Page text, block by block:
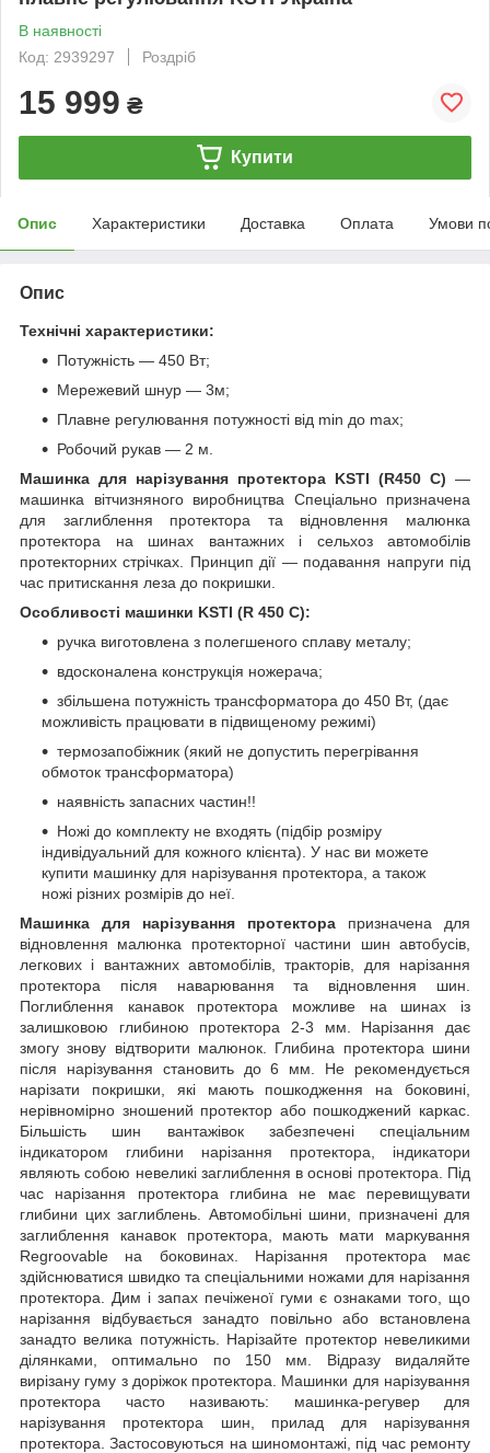
В наявності
Код: 2939297
Роздріб
15 999 ₴
Купити
Опис Характеристики Доставка Оплата Умови
Опис
Технічні характеристики:
Потужність — 450 Вт;
Мережевий шнур — 3м;
Плавне регулювання потужності від min до max;
Робочий рукав — 2 м.
Машинка для нарізування протектора KSTI (R450 C) —
машинка вітчизняного виробництва Спеціально призначена
для заглиблення протектора та відновлення малюнка
протектора на шинах вантажних і сельхоз автомобілів
протекторних стрічках. Принцип дії — подавання напруги під
час притискання леза до покришки.
Особливості машинки KSTI (R 450 C):
ручка виготовлена з полегшеного сплаву металу;
вдосконалена конструкція ножерача;
збільшена потужність трансформатора до 450 Вт, (дає
можливість працювати в підвищеному режимі)
термозапобіжник (який не допустить перегрівання
обмоток трансформатора)
наявність запасних частин!!
Ножі до комплекту не входять (підбір розміру
індивідуальний для кожного клієнта). У нас ви можете
купити машинку для нарізування протектора, а також
ножі різних розмірів до неї.
Машинка для нарізування протектора призначена для
відновлення малюнка протекторної частини шин автобусів,
легкових і вантажних автомобілів, тракторів, для нарізання
протектора після наварювання та відновлення шин.
Поглиблення канавок протектора можливе на шинах із
залишковою глибиною протектора 2-3 мм. Нарізання дає
змогу знову відтворити малюнок. Глибина протектора шини
після нарізування становить до 6 мм. Не рекомендується
нарізати покришки, які мають пошкодження на боковині,
нерівномірно зношений протектор або пошкоджений каркас.
Більшість шин вантажівок забезпечені спеціальним
індикатором глибини нарізання протектора, індикатори
являють собою невеликі заглиблення в основі протектора. Під
час нарізання протектора глибина не має перевищувати
глибини цих заглиблень. Автомобільні шини, призначені для
заглиблення канавок протектора, мають мати маркування
Regroovable на боковинах. Нарізання протектора має
здійснюватися швидко та спеціальними ножами для нарізання
протектора. Дим і запах печіженої гуми є ознаками того, що
нарізання відбувається занадто повільно або встановлена
занадто велика потужність. Нарізайте протектор невеликими
ділянками, оптимально по 150 мм. Відразу видаляйте
вирізану гуму з доріжок протектора. Машинки для нарізування
протектора часто називають: машинка-регувер для
нарізування протектора шин, прилад для нарізування
протектора. Застосовуються на шиномонтажі, під час ремонту